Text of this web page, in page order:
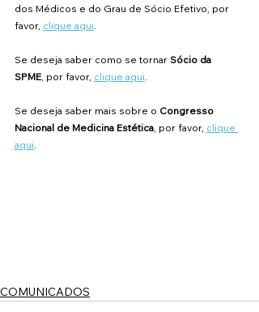
dos Médicos e do Grau de Sócio Efetivo, por
favor, clique aqui.
Se deseja saber como se tornar Sócio da
SPME, por favor, clique aqui.
Se deseja saber mais sobre o Congresso
Nacional de Medicina Estética, por favor, clique
aqui.
COMUNICADOS